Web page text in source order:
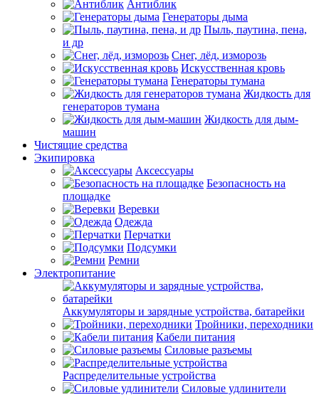
Антиблик
Генераторы дыма
Пыль, паутина, пена,
и др
Снег, лёд, изморозь
Искусственная кровь
Генераторы тумана
Жидкость для
генераторов тумана
Жидкость для дым-
машин
Чистящие средства
Экипировка
Аксессуары
Безопасность на
площадке
Веревки
Одежда
Перчатки
Подсумки
Ремни
Электропитание
Аккумуляторы и зарядные устройства, батарейки
Тройники, переходники
Кабели питания
Силовые разъемы
Распределительные устройства
Силовые удлинители